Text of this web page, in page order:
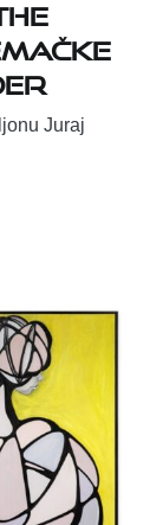
Juraj